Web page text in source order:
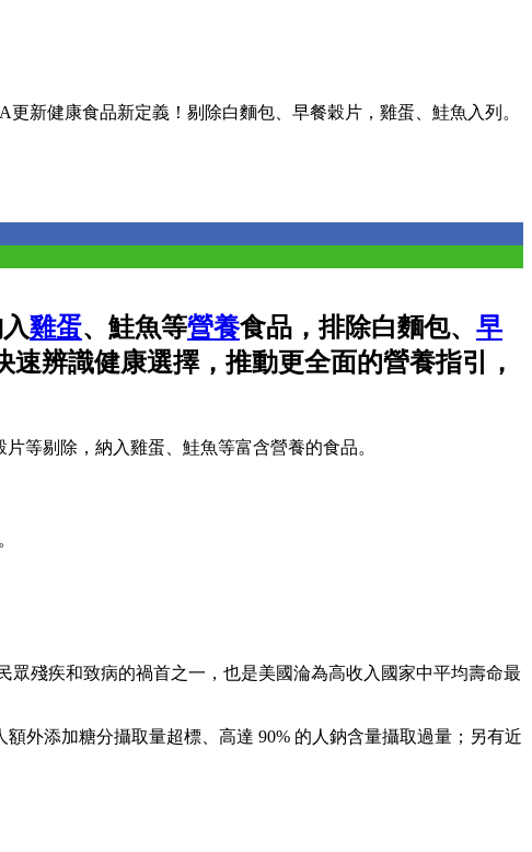
更新健康食品新定義！剔除白麵包、早餐穀片，雞蛋、鮭魚入列。
雞蛋、鮭魚等營養食品，排除白麵包、 早
辨識健康選擇，推動更全面的營養指引，
等剔除，納入雞蛋、鮭魚等富含營養的食品。
眾殘疾和致病的禍首之一，也是美國淪為高收入國家中平均壽命最
外添加糖分攝取量超標、高達 90% 的人鈉含量攝取過量；另有近